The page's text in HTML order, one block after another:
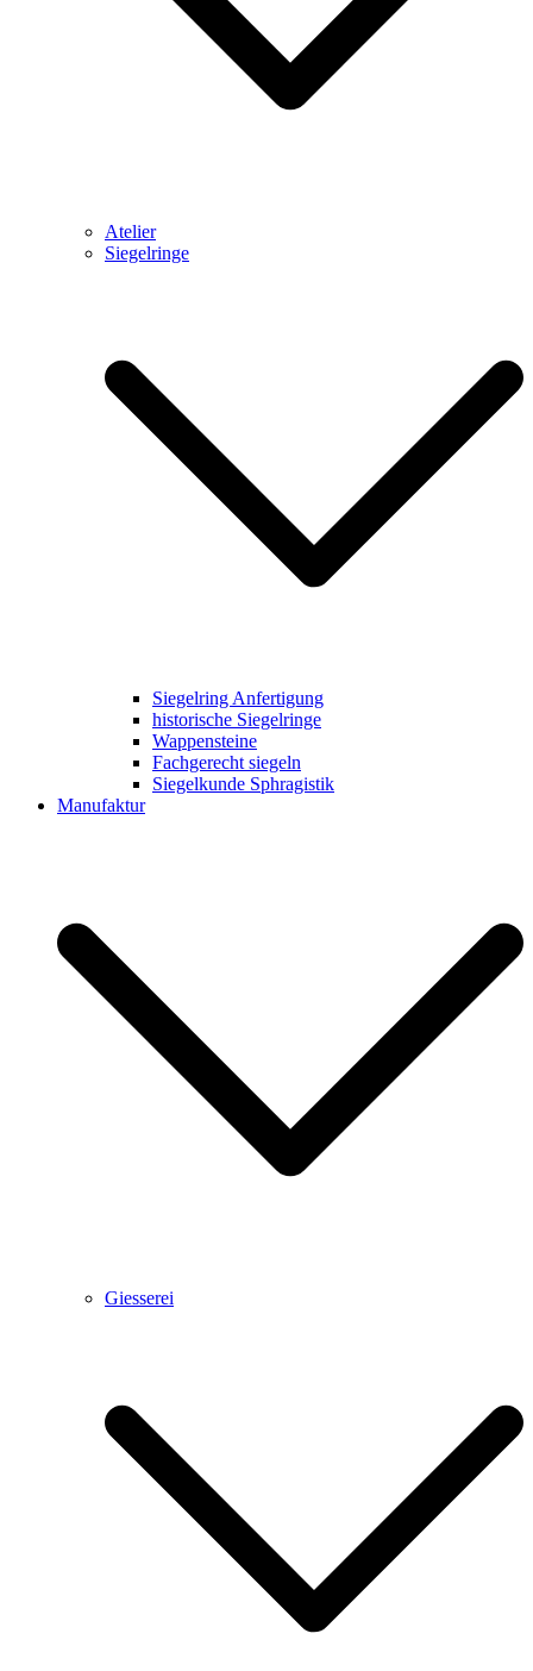
Atelier
Siegelringe
Siegelring Anfertigung
historische Siegelringe
Wappensteine
Fachgerecht siegeln
Siegelkunde Sphragistik
Manufaktur
Giesserei